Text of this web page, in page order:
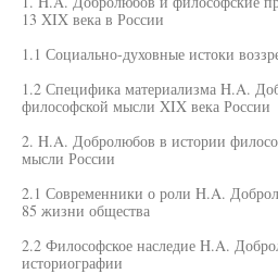
13 XIX века в России
1.1 Социально-духовные истоки
1.2 Специфика материализма H.A.
философской мысли XIX века России
2. H.A. Добролюбов в истории
мысли России
2.1 Современники о роли H.A.
85 жизни общества
2.2 Философское наследие H.A.
историографии